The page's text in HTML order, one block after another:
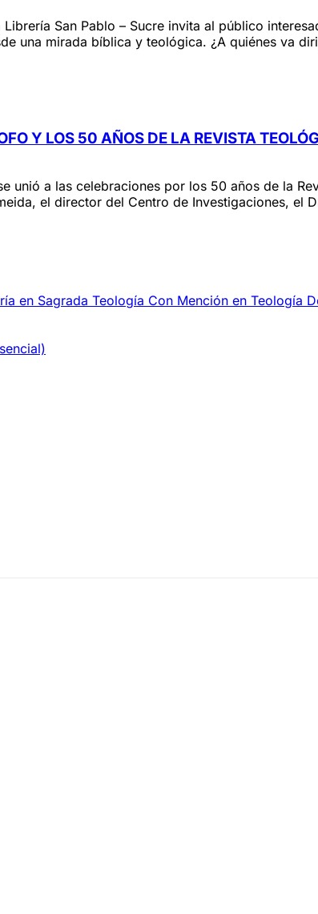
San Pablo – Sucre invita al público
una mirada bíblica y teológica. ¿A quiénes va
Y LOS 50 AÑOS DE LA REVISTA
unió a las celebraciones por los 50 años de la
el director del Centro de Investigaciones, el
en Sagrada Teología Con Mención en Teología